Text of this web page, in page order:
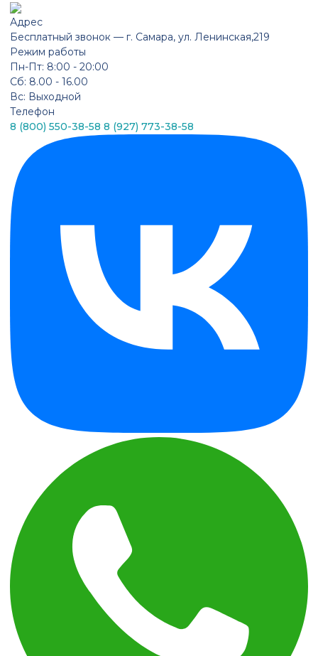
Адрес
Бесплатный звонок — г. Самара, ул. Ленинская,219
Режим работы
Пн-Пт: 8:00 - 20:00
Сб: 8.00 - 16.00
Вс: Выходной
Телефон
8 (800) 550-38-58 8 (927) 773-38-58